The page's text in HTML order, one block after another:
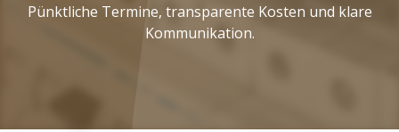
Pünktliche Termine, transparente Kosten und klare
Kommunikation.